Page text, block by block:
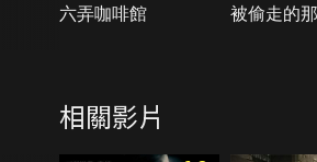
六弄咖啡館 被偷走的
相關影片